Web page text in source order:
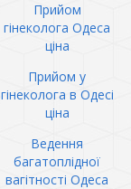
Прийом
гінеколога Одеса
ціна
Прийом у
гінеколога в Одесі
ціна
Ведення
багатоплідної
вагітності Одеса